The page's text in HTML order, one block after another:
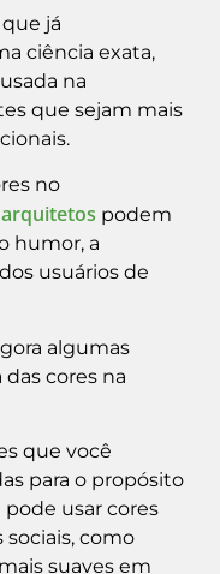
já
ciência exata,
na
que sejam mais
no
podem
humor, a
usuários de
algumas
das cores na
que você
para o propósito
pode usar cores
como
suaves em